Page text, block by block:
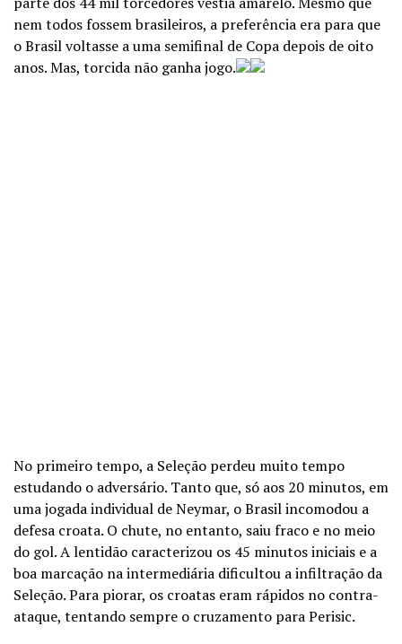
nem todos fossem brasileiros, a preferência era para que
o Brasil voltasse a uma semifinal de Copa depois de oito
anos. Mas, torcida não ganha jogo.
No primeiro tempo, a Seleção perdeu muito tempo
estudando o adversário. Tanto que, só aos 20 minutos, em
uma jogada individual de Neymar, o Brasil incomodou a
defesa croata. O chute, no entanto, saiu fraco e no meio
do gol. A lentidão caracterizou os 45 minutos iniciais e a
boa marcação na intermediária dificultou a infiltração da
Seleção. Para piorar, os croatas eram rápidos no contra-
ataque, tentando sempre o cruzamento para Perisic.